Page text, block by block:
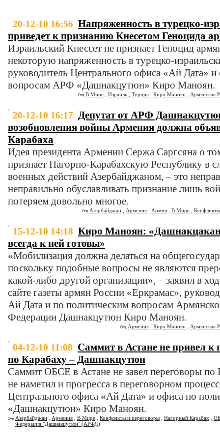
20-12-10 16:56 Напряженность в турецко-
приведет к признанию Кнесетом Геноцида
Израильский Кнессет не признает Геноцид
некоторую напряженность в турецко-
руководитель Центрального офиса «Ай Дата»
вопросам АРФ «Дашнакцутюн» Киро Маноян.
В Мире Израиль Турция Киро Маноян Армянская
20-12-10 16:17 Депутат от АРФ
возобновления войны Армения должна
Карабаха
Идея президента Армении Сержа Саргсяна о
признает Нагорно-Карабахскую Республику в
военных действий Азербайджаном, – это
неправильно обуславливать признание лишь
потеряем довольно многое.
Азербайджан Армения Армия В Мире
15-12-10 14:18 Киро Маноян:
всегда к ней готовы»
«Мобилизация должна делаться на
поскольку подобные вопросы не являются
какой-либо другой организации», – заявил в
сайте газеты армян России «Еркрамас»,
Ай Дата и по политическим вопросам
Федерации Дашнакцутюн Киро Маноян.
Армения Киро Маноян Армянская
04-12-10 11:08 Саммит в Астане не привел к
по Карабаху – Дашнакцутюн
Саммит ОБСЕ в Астане не завел переговоры по
не наметил и прогресса в переговорном
Центрального офиса «Ай Дата» и офиса по
«Дашнакцутюн» Киро Маноян.
Азербайджан Армения В Мире Конфликты и переговоры Нагорный Карабах
Федерация "Дашнакцутюн" (АРФД)